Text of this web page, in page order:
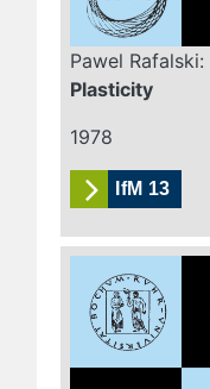
Pawel Rafalski:
Plasticity
1978
IfM 13